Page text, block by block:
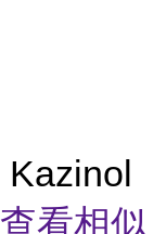
查看相似